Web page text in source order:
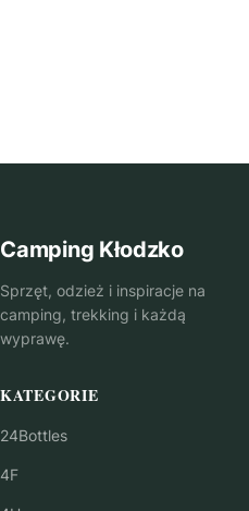
Camping Kłodzko
Sprzęt, odzież i inspiracje na
camping, trekking i każdą
wyprawę.
KATEGORIE
24Bottles
4F